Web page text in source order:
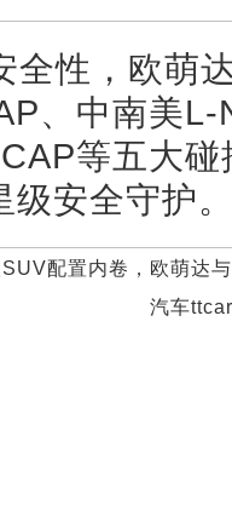
全性，欧萌
、中南美
等五大
级安全守护